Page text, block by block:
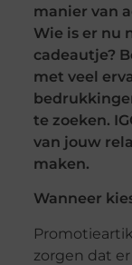
manier van
Wie is er nu
cadeautje?
met veel
te zoeken.
van jouw
maken.
Wanneer
zorgen dat